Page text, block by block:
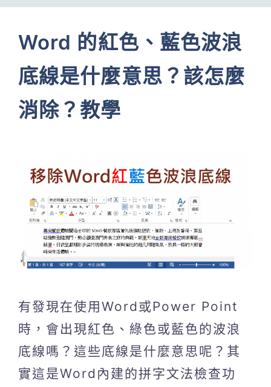
Word 的紅色、藍色波浪
底線是什麼意思？該怎麼
消除？教學
有發現在使用Word或Power Point
時，會出現紅色、綠色或藍色的波浪
底線嗎？這些底線是什麼意思呢？其
實這是Word內建的拼字文法檢查功